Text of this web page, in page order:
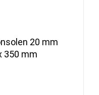
20 mm
350 mm